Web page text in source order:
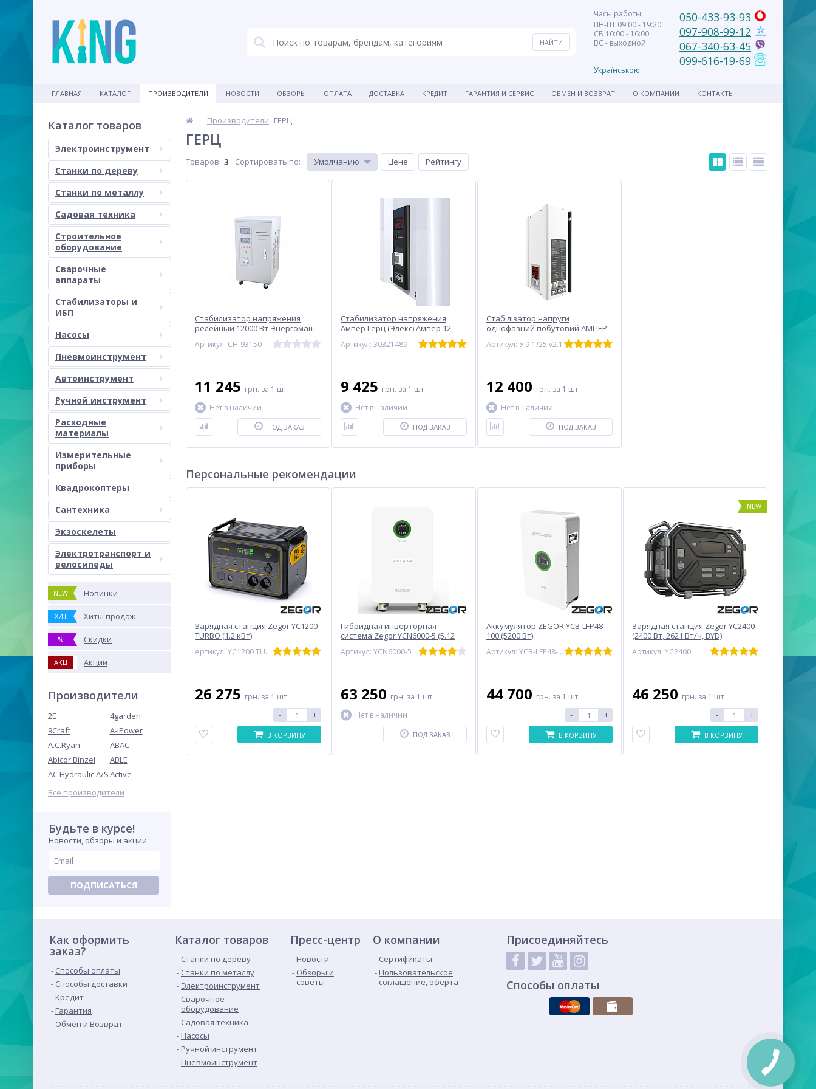
Часы работы:
ПН-ПТ 09:00 - 19:20
СБ 10:00 - 16:00
ВС - выходной
Українською
050-433-93-93
097-908-99-12
067-340-63-45
099-616-19-69
ГЛАВНАЯ КАТАЛОГ ПРОИЗВОДИТЕЛИ НОВОСТИ ОБЗОРЫ ОПЛАТА ДОСТАВКА КРЕДИТ ГАРАНТИЯ И СЕРВИС ОБМЕН И ВОЗВРАТ О КОМПАНИИ КОНТАКТЫ
Каталог товаров
Электроинструмент
Станки по дереву
Станки по металлу
Садовая техника
Строительное
оборудование
Сварочные
аппараты
Стабилизаторы и
ИБП
Насосы
Пневмоинструмент
Автоинструмент
Ручной инструмент
Расходные
материалы
Измерительные
приборы
Квадрокоптеры
Сантехника
Экзоскелеты
Электротранспорт и
велосипеды
NEW Новинки
ХИТ Хиты продаж
% Скидки
АКЦ Акции
Производители
2E
4garden
9Craft
A-iPower
A.C.Ryan
ABAC
Abicor Binzel
ABLE
AC Hydraulic A/SActive
Все производители
Будьте в курсе!
Новости, обзоры и акции
ПОДПИСАТЬСЯ
Производители ГЕРЦ
ГЕРЦ
Товаров: 3 Сортировать по: Умолчанию Цене Рейтингу
Стабилизатор напряжения
релейный 12000 Вт Энергомаш
Артикул: СН-93150
11 245 грн. за 1 шт
Нет в наличии
ПОД ЗАКАЗ
Стабилизатор напряжения
Ампер Герц (Элекс) Ампер 12-
Артикул: 30321489
9 425 грн. за 1 шт
Нет в наличии
ПОД ЗАКАЗ
Стабілізатор напруги
однофазний побутовий АМПЕР
Артикул: У 9-1/25 v2.1
12 400 грн. за 1 шт
Нет в наличии
ПОД ЗАКАЗ
Персональные рекомендации
Зарядная станция Zegor YC1200
TURBO (1.2 кВт)
Артикул: YC1200 TURBO
26 275 грн. за 1 шт
- +
В КОРЗИНУ
Гибридная инверторная
система Zegor YCN6000-5 (5.12
Артикул: YCN6000-5
63 250 грн. за 1 шт
Нет в наличии
ПОД ЗАКАЗ
Аккумулятор ZEGOR YCB-LFP48-
100 (5200 Вт)
Артикул: YCB-LFP48-100
44 700 грн. за 1 шт
- +
В КОРЗИНУ
NEW
Зарядная станция Zegor YC2400
(2400 Вт, 2621 Вт/ч, BYD)
Артикул: YC2400
46 250 грн. за 1 шт
- +
В КОРЗИНУ
Как оформить
заказ?
Способы оплаты
Способы доставки
Кредит
Гарантия
Обмен и Возврат
Каталог товаров
Станки по дереву
Станки по металлу
Электроинструмент
Сварочное
оборудование
Садовая техника
Насосы
Ручной инструмент
Пневмоинструмент
Пресс-центр
Новости
Обзоры и
советы
О компании
Сертификаты
Пользовательское
соглашение, оферта
Присоединяйтесь
Способы оплаты